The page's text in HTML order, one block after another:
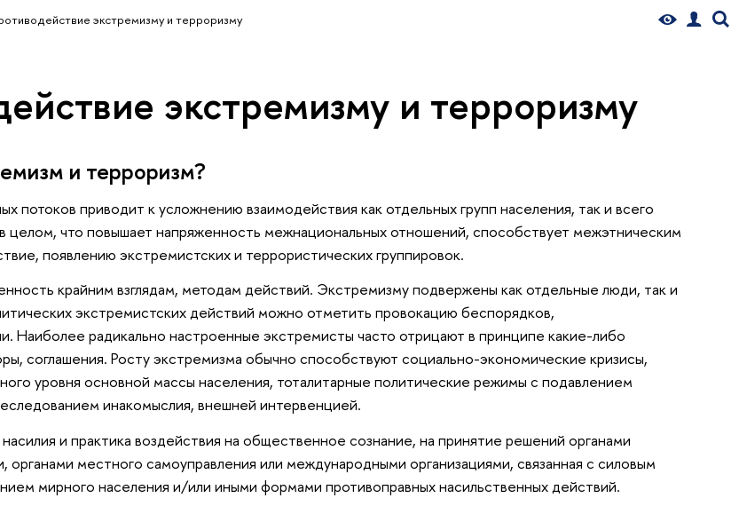
экстремизму и терроризму
экстремизму и терроризму
и терроризм?
потоков приводит к усложнению взаимодействия как отдельных групп населения, так и всего
целом, что повышает напряженность межнациональных отношений, способствует межэтническим
появлению экстремистских и террористических группировок.
крайним взглядам, методам действий. Экстремизму подвержены как отдельные люди, так и
экстремистских действий можно отметить провокацию беспорядков,
Наиболее радикально настроенные экстремисты часто отрицают в принципе какие-либо
соглашения. Росту экстремизма обычно способствуют социально-экономические кризисы,
уровня основной массы населения, тоталитарные политические режимы с подавлением
инакомыслия, внешней интервенцией.
и практика воздействия на общественное сознание, на принятие решений органами
органами местного самоуправления или международными организациями, связанная с силовым
мирного населения и/или иными формами противоправных насильственных действий.